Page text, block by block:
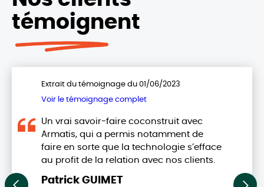
témoignent
Extrait du témoignage du 01/06/2023
Voir le témoignage complet
Un vrai savoir-faire coconstruit avec
Armatis, qui a permis notamment de
faire en sorte que la technologie s’efface
au profit de la relation avec nos clients.
Patrick GUIMET